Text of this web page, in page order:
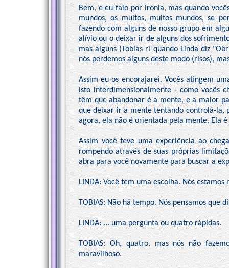
Bem, e eu falo por ironia, mas quando
mundos, os muitos, muitos mundos, se
fazendo com alguns de nosso grupo em
alívio ou o deixar ir de alguns dos
mas alguns (Tobias ri quando Linda diz
nós perdemos alguns deste modo (risos),
Assim eu os encorajarei. Vocês atingem
isto interdimensionalmente - como vocês
têm que abandonar é a mente, e a maior
que deixar ir a mente tentando controlá-la,
agora, ela não é orientada pela mente. Ela
Assim você teve uma experiência ao
rompendo através de suas próprias
abra para você novamente para buscar a
LINDA: Você tem uma escolha. Nós
TOBIAS: Não há tempo. Nós pensamos que
LINDA: ... uma pergunta ou quatro rápidas.
TOBIAS: Oh, quatro, mas nós não
maravilhoso.